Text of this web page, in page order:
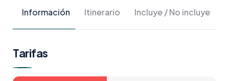
Información Itinerario Incluye / No incluye
Tarifas